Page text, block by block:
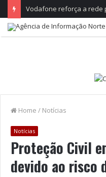
Home / Notícias
Notícias
Proteção Civil
devido ao risco